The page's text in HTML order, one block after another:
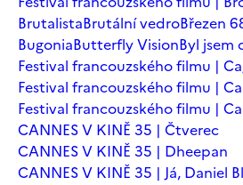
BrutalistaBrutální vedroBřezen
BugoniaButterfly VisionByl jsem
Festival francouzského filmu |
Festival francouzského filmu |
Festival francouzského filmu |
CANNES V KINĚ 35 | Čtverec
CANNES V KINĚ 35 | Dheepan
CANNES V KINĚ 35 | Já, Daniel